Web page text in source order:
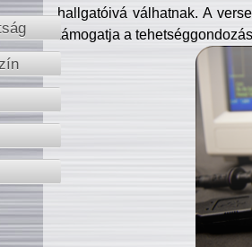
hallgatóivá válhatnak. A
támogatja a